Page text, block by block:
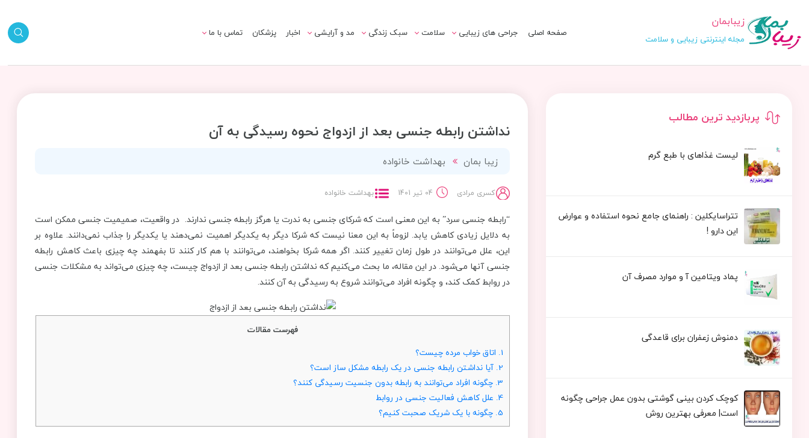
زیبابمان
مجله اینترنتی زیبایی و سلامت صفحه اصلی جراحی های زیبایی سلامت سبک زندگی مد و آرایشی اخبار پزشکان تماس با ما
پربازدید ترین مطالب
لیست غذاهای با طبع گرم
تتراسایکلین : راهنمای جامع نحوه استفاده و عوارض
این دارو !
پماد ویتامین آ و موارد مصرف آن
دمنوش زعفران برای قاعدگی
کوچک کردن بینی گوشتی بدون عمل جراحی چگونه
است| معرفی بهترین روش
نداشتن رابطه جنسی بعد از ازدواج نحوه رسیدگی به آن
زیبا بمان بهداشت خانواده
کسری مرادی 04 تیر 1401 بهداشت خانواده
“رابطه جنسی سرد” به این معنی است که شرکای جنسی به ندرت یا هرگز رابطه جنسی ندارند. در واقعیت، صمیمیت جنسی ممکن است
به دلایل زیادی کاهش یابد. لزوماً به این معنا نیست که شرکا دیگر به یکدیگر اهمیت نمی‌دهند یا یکدیگر را جذاب نمی‌دانند. علاوه بر
این، علل می‌توانند در طول زمان تغییر کنند. اگر همه شرکا بخواهند، می‌توانند با هم کار کنند تا بفهمند چه چیزی باعث کاهش رابطه
جنسی آنها می‌شود. در این مقاله، ما بحث می‌کنیم که نداشتن رابطه جنسی بعد از ازدواج چیست، چه چیزی می‌تواند به مشکلات جنسی
در روابط کمک کند، و چگونه افراد می‌توانند شروع به رسیدگی به آن کنند.
فهرست مقالات
1. اتاق خواب مرده چیست؟
2. آیا نداشتن رابطه جنسی در یک رابطه مشکل ساز است؟
3. چگونه افراد می‌توانند به رابطه بدون جنسیت رسیدگی کنند؟
4. علل کاهش فعالیت جنسی در روابط
5. چگونه با یک شریک صحبت کنیم؟